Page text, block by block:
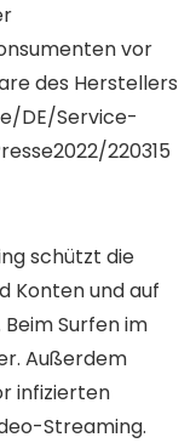
vor
des Herstellers
DE/Service-
220315
schützt die
Konten und auf
Surfen im
Außerdem
infizierten
Streaming.